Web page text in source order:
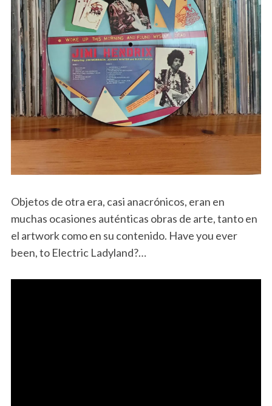
Objetos de otra era, casi anacrónicos, eran en
muchas ocasiones auténticas obras de arte, tanto en
el artwork como en su contenido. Have you ever
been, to Electric Ladyland?…